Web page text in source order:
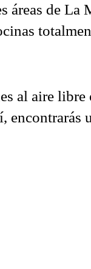
de La
al aire